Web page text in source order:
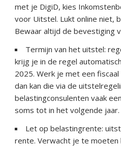
met je DigiD, kies
voor Uitstel. Lukt online niet,
Bewaar altijd de bevestiging
Termijn van het uitstel:
krijg je in de regel
2025. Werk je met een
dan kan die via de
belastingconsulenten vaak
soms tot in het volgende jaar.
Let op belastingrente:
rente. Verwacht je te moeten